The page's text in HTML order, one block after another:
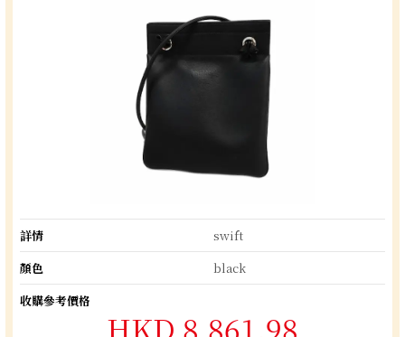
詳情
swift
顏色
black
收購參考價格
HKD 8,861.98